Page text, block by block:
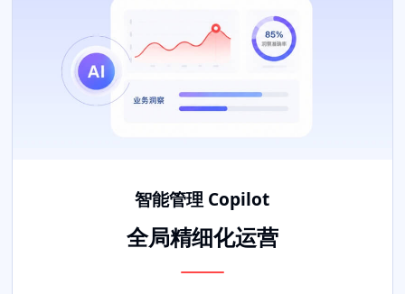
智能管理 Copilot
全局精细化运营